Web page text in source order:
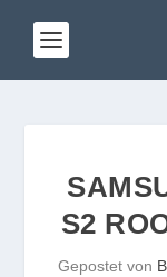
S2
Gepostet von